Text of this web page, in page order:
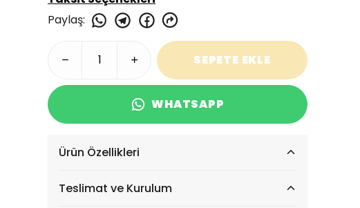
Paylaş:
SEPETE EKLE
WHATSAPP
Ürün Özellikleri
Teslimat ve Kurulum